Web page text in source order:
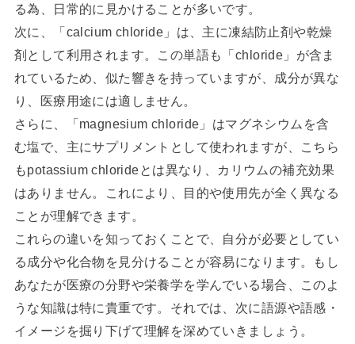
る為、日常的に見かけることが多いです。
次に、「calcium chloride」は、主に凍結防止剤や乾燥
剤として利用されます。この単語も「chloride」が含ま
れているため、似た響きを持っていますが、成分が異な
り、医療用途には適しません。
さらに、「magnesium chloride」はマグネシウムを含
む塩で、主にサプリメントとして使われますが、こちら
もpotassium chlorideとは異なり、カリウムの補充効果
はありません。これにより、目的や使用先が全く異なる
ことが理解できます。
これらの違いを知っておくことで、自分が必要としてい
る成分や化合物を見分けることが容易になります。もし
あなたが医療の分野や栄養学を学んでいる場合、このよ
うな知識は特に貴重です。それでは、次に語源や語感・
イメージを掘り下げて理解を深めていきましょう。